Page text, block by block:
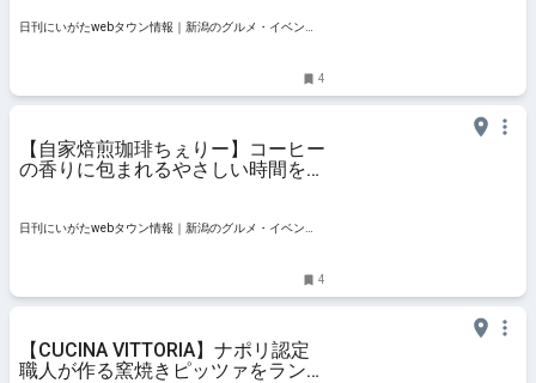
日刊にいがたwebタウン情報｜新潟のグルメ・イベン
4
【自家焙煎珈琲ちぇりー】コーヒー
の香りに包まれるやさしい時間を過
日刊にいがたwebタウン情報｜新潟のグルメ・イベン
4
【CUCINA VITTORIA】ナポリ認定
職人が作る窯焼きピッツァをランチ